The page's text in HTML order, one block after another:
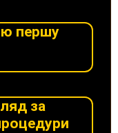
першу
за